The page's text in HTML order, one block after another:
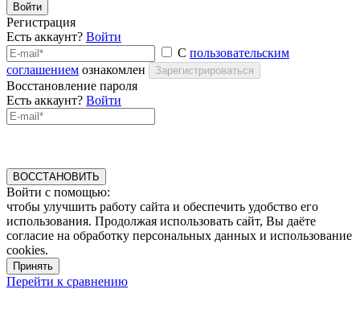
Войти
Регистрация
Есть аккаунт? Войти
С пользовательским
соглашением ознакомлен Зарегистрироваться
Восстановление пароля
Есть аккаунт? Войти
ВОССТАНОВИТЬ
Войти с помощью:
чтобы улучшить работу сайта и обеспечить удобство его
использования. Продолжая использовать сайт, Вы даёте
согласие на обработку персональных данных и использование
cookies.
Принять
Перейти к сравнению